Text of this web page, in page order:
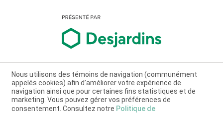
Nous utilisons des témoins de navigation (communément
appelés cookies) afin d’améliorer votre expérience de
navigation ainsi que pour certaines fins statistiques et de
marketing. Vous pouvez gérer vos préférences de
consentement. Consultez notre Politique de